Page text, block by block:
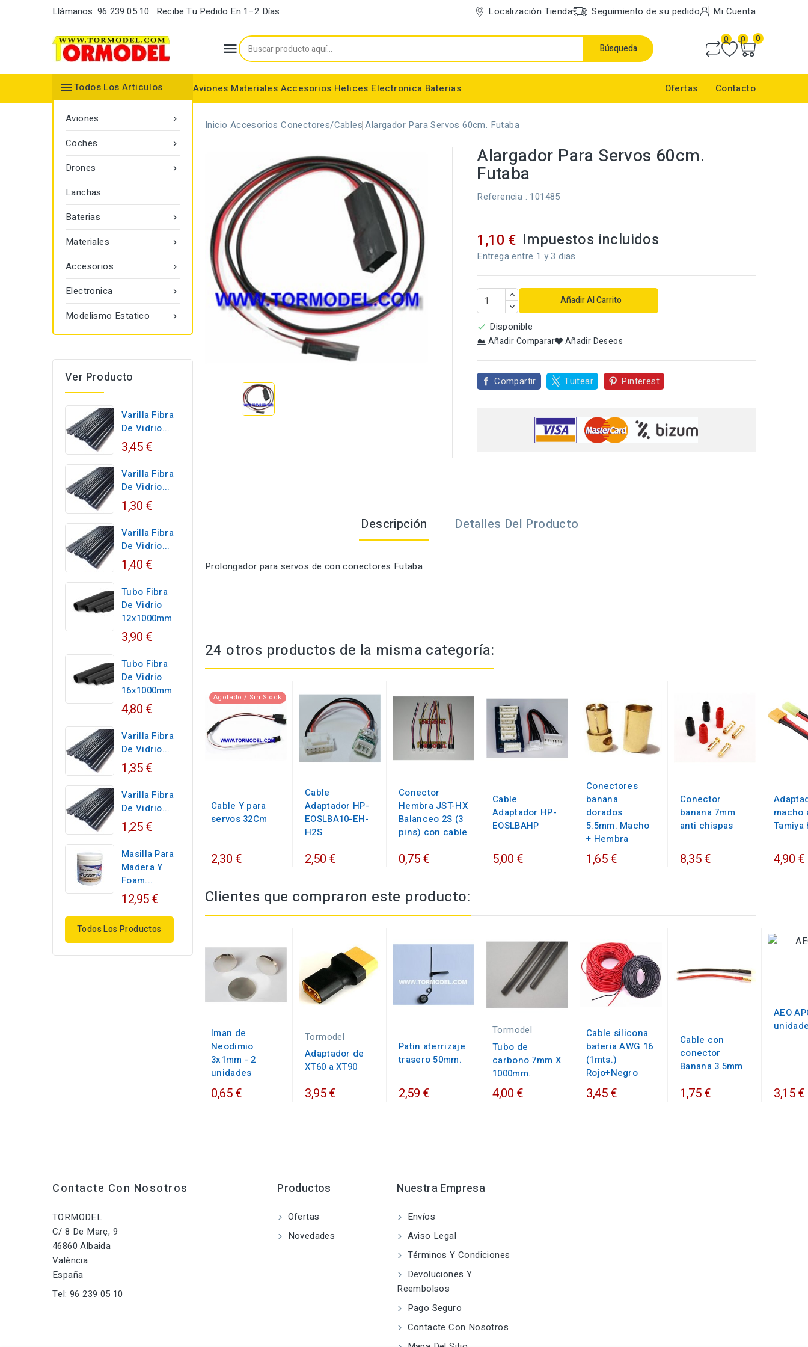
Llámanos: 96 239 05 10 · Recibe Tu Pedido En 1–2 Días Localización Tienda Seguimiento de su pedido Mi Cuenta
 Búsqueda
0 0 0
Aviones Materiales Accesorios Helices Electronica Baterias Ofertas Contacto
Todos Los Articulos

Aviones

Coches

Drones
Lanchas

Baterias

Materiales

Accesorios

Electronica

Modelismo Estatico
Ver Producto
Varilla Fibra
De Vidrio...
3,45 €
Varilla Fibra
De Vidrio...
1,30 €
Varilla Fibra
De Vidrio...
1,40 €
Tubo Fibra
De Vidrio
12x1000mm
3,90 €
Tubo Fibra
De Vidrio
16x1000mm
4,80 €
Varilla Fibra
De Vidrio...
1,35 €
Varilla Fibra
De Vidrio...
1,25 €
Masilla Para
Madera Y
Foam...
12,95 €
Todos Los Productos
Inicio Accesorios Conectores/Cables Alargador Para Servos 60cm. Futaba
Alargador Para Servos 60cm.
Futaba
Referencia : 101485
1,10 € Impuestos incluidos
Entrega entre 1 y 3 dias
Añadir Al Carrito
 Disponible
Añadir Comparar Añadir Deseos
Compartir Tuitear Pinterest
Descripción Detalles Del Producto
Prolongador para servos de con conectores Futaba
24 otros productos de la misma categoría:
Agotado / Sin Stock
Cable Y para
servos 32Cm
2,30 €
Cable
Adaptador HP-
EOSLBA10-EH-
H2S
2,50 €
Conector
Hembra JST-HX
Balanceo 2S (3
pins) con cable
0,75 €
Cable
Adaptador HP-
EOSLBAHP
5,00 €
Conectores
banana
dorados
5.5mm. Macho
+ Hembra
1,65 €
Conector
banana 7mm
anti chispas
8,35 €
macho
Tamiya
4,90 €
Clientes que compraron este producto:
Iman de
Neodimio
3x1mm - 2
unidades
0,65 €
Tormodel
Adaptador de
XT60 a XT90
3,95 €
Patin aterrizaje
trasero 50mm.
2,59 €
Tormodel
Tubo de
carbono 7mm X
1000mm.
4,00 €
Cable silicona
bateria AWG 16
(1mts.)
Rojo+Negro
3,45 €
Cable con
conector
Banana 3.5mm
1,75 €
AEO
3,15 €
Contacte Con Nosotros
TORMODEL
C/ 8 De Març, 9
46860 Albaida
València
España
Tel: 96 239 05 10
Productos
Ofertas
Novedades
Nuestra Empresa
Envíos
Aviso Legal
Términos Y Condiciones
Devoluciones Y
Reembolsos
Pago Seguro
Contacte Con Nosotros